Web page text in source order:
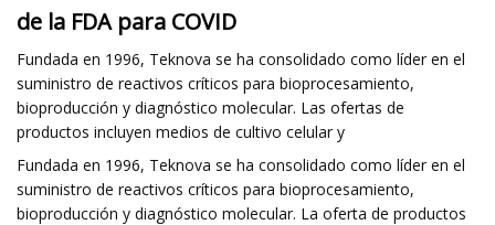
de la FDA para COVID
Fundada en 1996, Teknova se ha consolidado como líder en el
suministro de reactivos críticos para bioprocesamiento,
bioproducción y diagnóstico molecular. Las ofertas de
productos incluyen medios de cultivo celular y
Fundada en 1996, Teknova se ha consolidado como líder en el
suministro de reactivos críticos para bioprocesamiento,
bioproducción y diagnóstico molecular. La oferta de productos